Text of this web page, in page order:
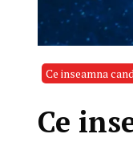
Ce inseamna
Ce